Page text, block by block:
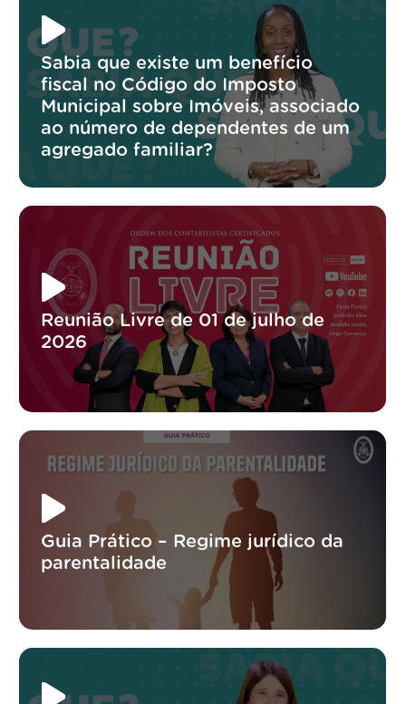
Sabia que existe um benefício
fiscal no Código do Imposto
Municipal sobre Imóveis, associado
ao número de dependentes de um
agregado familiar?
Reunião Livre de 01 de julho de
2026
Guia Prático – Regime jurídico da
parentalidade